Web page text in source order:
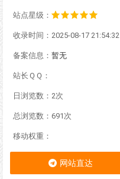
站点星级：
收录时间：2025-08-17 21:54:32
备案信息： 暂无
站长ＱＱ：
日浏览数：2次
总浏览数：691次
移动权重：
网站直达